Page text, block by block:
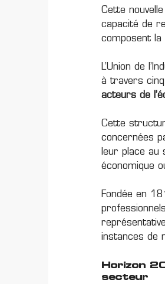
Cette
capacité de
composent la
L’Union de
à travers
acteurs de
Cette
concernées
leur place au
économique
Fondée en
instances de
Horizon
secteur